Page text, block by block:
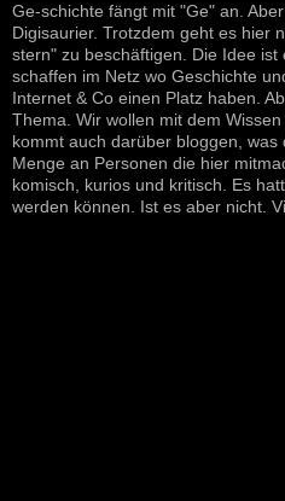
Ge-schichte fängt mit "Ge" an.
Digisaurier. Trotzdem geht es hier
stern" zu beschäftigen. Die Idee ist
schaffen im Netz wo Geschichte
Internet & Co einen Platz haben.
Thema. Wir wollen mit dem
kommt auch darüber bloggen,
Menge an Personen die hier
komisch, kurios und kritisch. Es
werden können. Ist es aber nicht.